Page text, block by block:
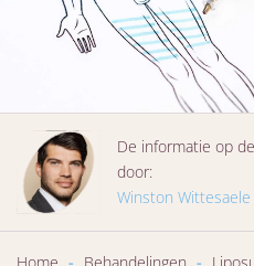
De informatie op
door:
Winston Wittesaele
Home - Behandelingen -